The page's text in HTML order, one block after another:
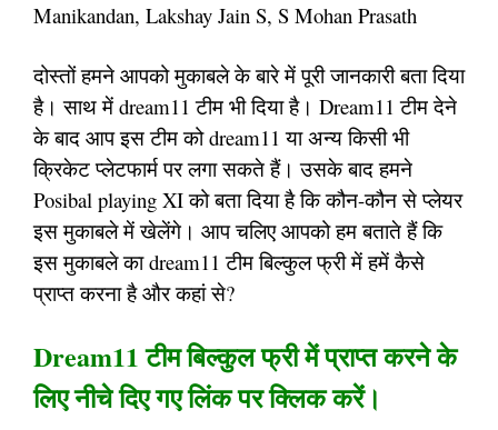
Manikandan, Lakshay Jain S, S Mohan Prasath
दोस्तों हमने आपको मुकाबले के बारे में पूरी जानकारी बता दिया
है। साथ में dream11 टीम भी दिया है। Dream11 टीम देने
के बाद आप इस टीम को dream11 या अन्य किसी भी
क्रिकेट प्लेटफार्म पर लगा सकते हैं। उसके बाद हमने
Posibal playing XI को बता दिया है कि कौन-कौन से प्लेयर
इस मुकाबले में खेलेंगे। आप चलिए आपको हम बताते हैं कि
इस मुकाबले का dream11 टीम बिल्कुल फ्री में हमें कैसे
प्राप्त करना है और कहां से?
Dream11 टीम बिल्कुल फ्री में प्राप्त करने के
लिए नीचे दिए गए लिंक पर क्लिक करें।